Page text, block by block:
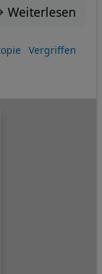
Weiterlesen
Vergriffen